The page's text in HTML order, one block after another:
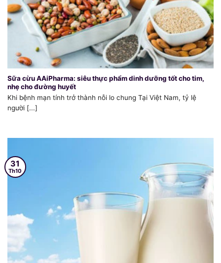
Sữa cừu AAiPharma: siêu thực phẩm dinh dưỡng tốt cho tim,
nhẹ cho đường huyết
Khi bệnh mạn tính trở thành nỗi lo chung Tại Việt Nam, tỷ lệ
người [...]
31
Th10